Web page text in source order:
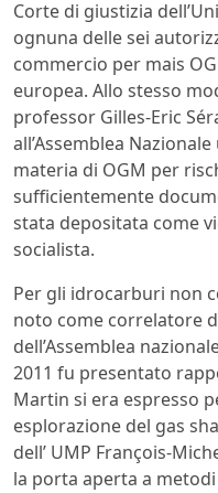
Corte di giustizia
ognuna delle sei
commercio per mais
europea. Allo stesso
professor Gilles-Eric
all’Assemblea
materia di OGM per
sufficientemente
stata depositata come
socialista.
Per gli idrocarburi non
noto come correlatore
dell’Assemblea
2011 fu presentato
Martin si era espresso
esplorazione del gas
dell’ UMP François-
la porta aperta a